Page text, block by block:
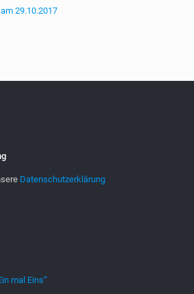
29.10.2017
Datenschutzerklärung
mal Eins“